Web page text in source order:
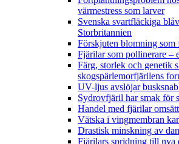
värmestress som larver
Svenska svartfläckiga
Storbritannien
Förskjuten blomning som
Fjärilar som pollinerare –
Färg, storlek och genetik
skogspärlemorfjärilens
UV-ljus avslöjar
Sydrovfjäril har smak för
Handel med fjärilar
Vätska i vingmembran
Drastisk minskning av
Fjärilars spridning till nya